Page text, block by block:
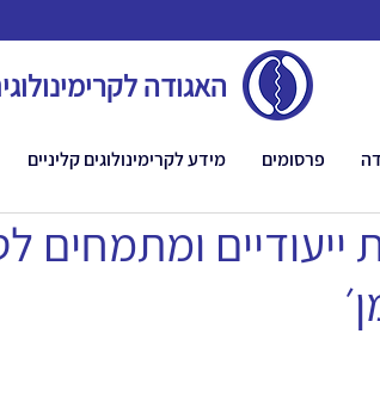
האגודה
פרסומים מידע לקרימינולוגים קליניים
ומתמחים